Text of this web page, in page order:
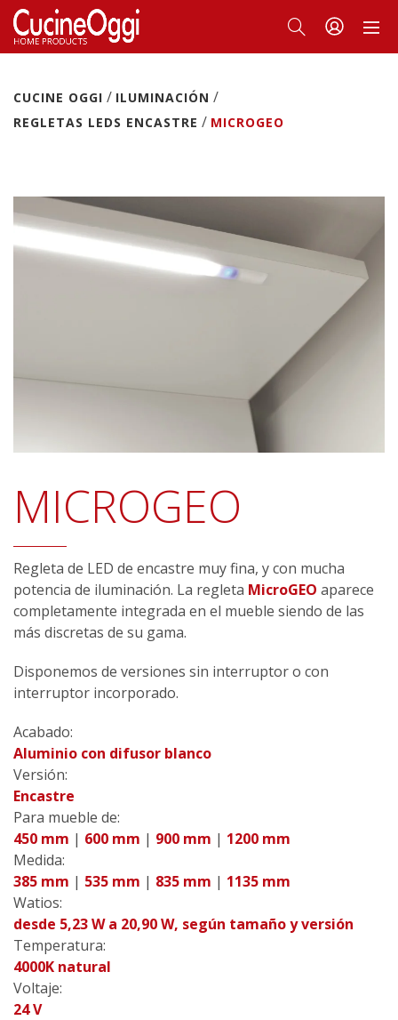
CUCINE OGGI / ILUMINACIÓN /
REGLETAS LEDS ENCASTRE / MICROGEO
MICROGEO
Regleta de LED de encastre muy fina, y con mucha
potencia de iluminación. La regleta MicroGEO aparece
completamente integrada en el mueble siendo de las
más discretas de su gama.
Disponemos de versiones sin interruptor o con
interruptor incorporado.
Acabado:
Aluminio con difusor blanco
Versión:
Encastre
Para mueble de:
450 mm | 600 mm | 900 mm | 1200 mm
Medida:
385 mm | 535 mm | 835 mm | 1135 mm
Watios:
desde 5,23 W a 20,90 W, según tamaño y versión
Temperatura:
4000K natural
Voltaje:
24 V